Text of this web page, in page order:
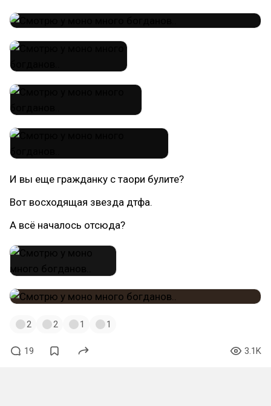
И вы еще гражданку с таори булите?
Вот восходящая звезда дтфа.
А всё началось отсюда?
2 2 1 1
19 3.1K